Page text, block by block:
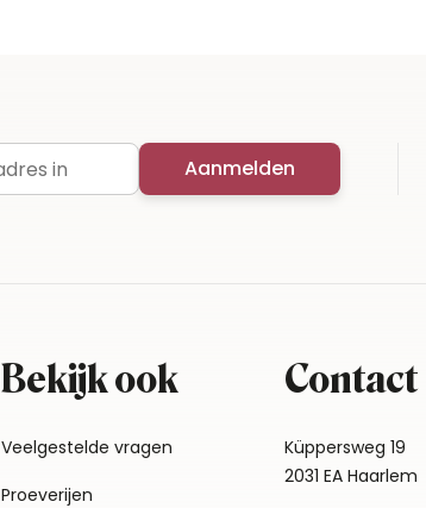
Aanmelden
Bekijk ook
Veelgestelde vragen
Proeverijen
Contact
Küppersweg 19
2031 EA Haarlem